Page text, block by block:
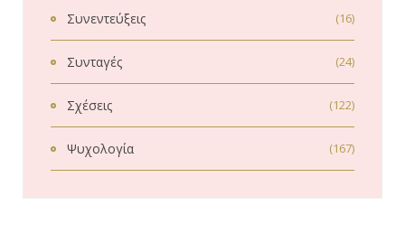
Συνεντεύξεις (16)
Συνταγές (24)
Σχέσεις (122)
Ψυχολογία (167)